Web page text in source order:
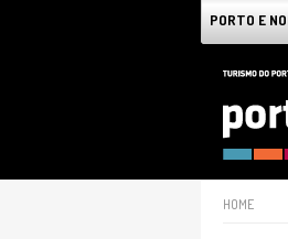
PORTO E
HOME